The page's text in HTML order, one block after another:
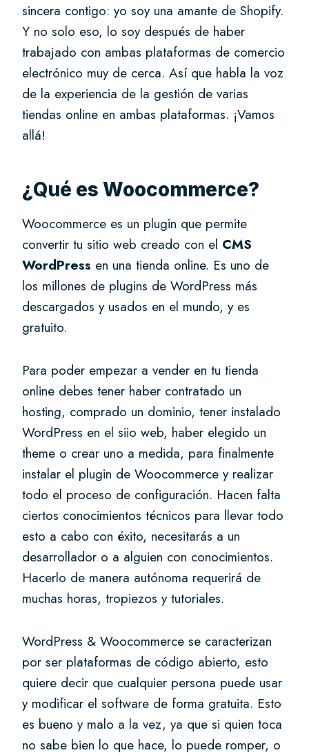
sincera contigo: yo soy una amante de Shopify.
Y no solo eso, lo soy después de haber
trabajado con ambas plataformas de comercio
electrónico muy de cerca. Así que habla la voz
de la experiencia de la gestión de varias
tiendas online en ambas plataformas. ¡Vamos
allá!
¿Qué es Woocommerce?
Woocommerce es un plugin que permite
convertir tu sitio web creado con el CMS
WordPress en una tienda online. Es uno de
los millones de plugins de WordPress más
descargados y usados en el mundo, y es
gratuito.
Para poder empezar a vender en tu tienda
online debes tener haber contratado un
hosting, comprado un dominio, tener instalado
WordPress en el siio web, haber elegido un
theme o crear uno a medida, para finalmente
instalar el plugin de Woocommerce y realizar
todo el proceso de configuración. Hacen falta
ciertos conocimientos técnicos para llevar todo
esto a cabo con éxito, necesitarás a un
desarrollador o a alguien con conocimientos.
Hacerlo de manera autónoma requerirá de
muchas horas, tropiezos y tutoriales.
WordPress & Woocommerce se caracterizan
por ser plataformas de código abierto, esto
quiere decir que cualquier persona puede usar
y modificar el software de forma gratuita. Esto
es bueno y malo a la vez, ya que si quien toca
no sabe bien lo que hace, lo puede romper, o